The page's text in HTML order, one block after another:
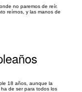
no paremos de reír.
reírnos, y las manos de
18 años, aunque la
de ser para todos los